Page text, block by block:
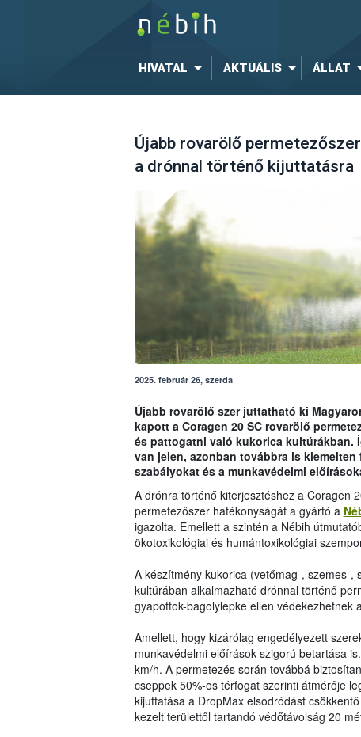
HIVATAL AKTUÁLIS ÁLLAT
Újabb rovarölő
a drónnal történő kijuttatásra
2025. február 26, szerda
Újabb rovarölő szer juttatható ki
kapott a Coragen 20 SC rovarölő
és pattogatni való kukorica kultúrákban.
van jelen, azonban továbbra is
szabályokat és a munkavédelmi
A drónra történő kiterjesztéshez a Coragen
permetezőszer hatékonyságát a gyártó a
igazolta. Emellett a szintén a Nébih
ökotoxikológiai és humántoxikológiai
A készítmény kukorica (vetőmag-, szemes-
kultúrában alkalmazható drónnal történő
gyapottok-bagolylepke ellen védekezhetnek
Amellett, hogy kizárólag engedélyezett
munkavédelmi előírások szigorú betartása
km/h. A permetezés során továbbá
cseppek 50%-os térfogat szerinti átmérője
kijuttatása a DropMax elsodródást
kezelt területtől tartandó védőtávolság 20